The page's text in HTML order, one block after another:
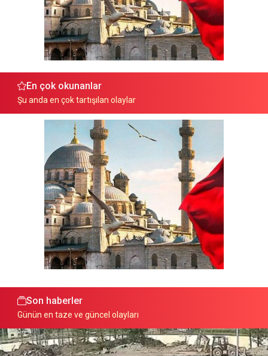
En çok okunanlar
Şu anda en çok tartışılan olaylar
Son haberler
Günün en taze ve güncel olayları